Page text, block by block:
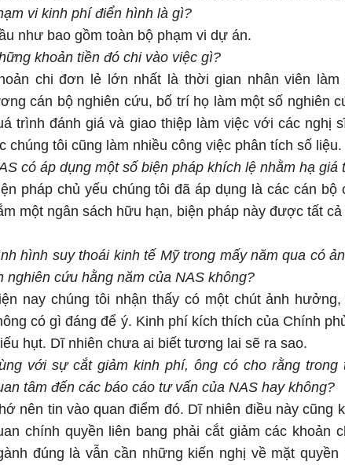
vi kinh phí điển hình là gì?
như bao gồm toàn bộ phạm vi dự án.
khoản tiền đó chi vào việc gì?
chi đơn lẻ lớn nhất là thời gian nhân viên
cán bộ nghiên cứu, bố trí họ làm một số nghiên
trình đánh giá và giao thiệp làm việc với các nghị
chúng tôi cũng làm nhiều công việc phân tích số liệu.
có áp dụng một số biện pháp khích lệ nhằm hạ giá
pháp chủ yếu chúng tôi đã áp dụng là các cán
một ngân sách hữu hạn, biện pháp này được tất
hình suy thoái kinh tế Mỹ trong mấy năm qua có
nghiên cứu hằng năm của NAS không?
nay chúng tôi nhận thấy có một chút ảnh
có gì đáng để ý. Kinh phí kích thích của Chính
hụt. Dĩ nhiên chưa ai biết tương lai sẽ ra sao.
với sự cắt giảm kinh phí, ông có cho rằng
tâm đến các báo cáo tư vấn của NAS hay không?
nên tin vào quan điểm đó. Dĩ nhiên điều này cũng
chính quyền liên bang phải cắt giảm các khoản
đúng là vẫn cần những kiến nghị về mặt